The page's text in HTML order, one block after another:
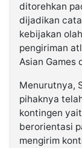
ditorehkan
dijadikan
kebijakan
pengiriman
Asian Games
Menurutnya,
pihaknya
kontingen
berorientasi
mengirim